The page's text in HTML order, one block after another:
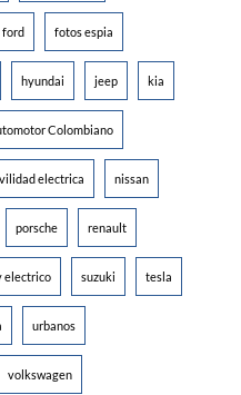
ford fotos espia
hyundai jeep kia
Colombiano
electrica nissan
porsche renault
electrico suzuki tesla
urbanos
volkswagen